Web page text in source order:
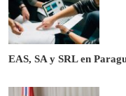
EAS, SA y SRL en